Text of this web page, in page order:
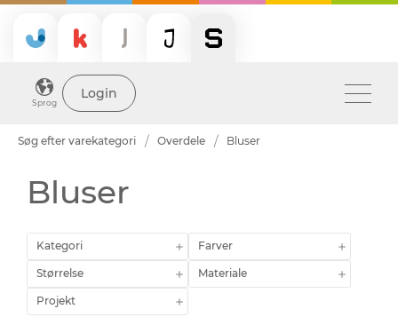
Sprog
Login
Søg efter varekategori Overdele Bluser
Bluser
Kategori Farver
Størrelse Materiale
Projekt